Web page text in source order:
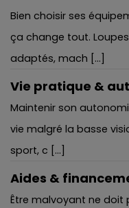
Bien choisir ses
ça change tout.
adaptés, mach [...]
Vie pratique &
Maintenir son
vie malgré la basse
sport, c [...]
Aides &
Être malvoyant ne doit